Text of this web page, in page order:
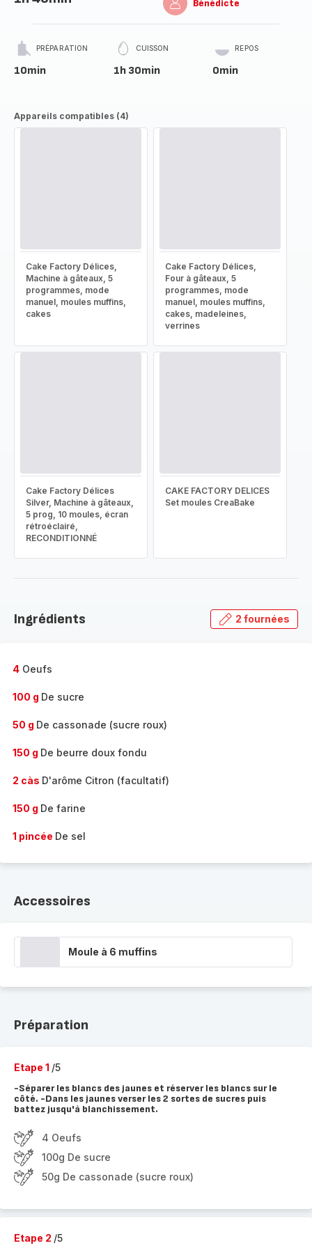
Bénédicte
PRÉPARATION
10min
CUISSON
1h 30min
REPOS
0min
Appareils compatibles (4)
Cake Factory Délices,
Machine à gâteaux, 5
programmes, mode
manuel, moules muffins,
cakes
Cake Factory Délices,
Four à gâteaux, 5
programmes, mode
manuel, moules muffins,
cakes, madeleines,
verrines
Cake Factory Délices
Silver, Machine à gâteaux,
5 prog, 10 moules, écran
rétroéclairé,
RECONDITIONNÉ
CAKE FACTORY DELICES
Set moules CreaBake
Ingrédients 2 fournées
4 Oeufs
100 g De sucre
50 g De cassonade (sucre roux)
150 g De beurre doux fondu
2 càs D'arôme Citron (facultatif)
150 g De farine
1 pincée De sel
Accessoires
Moule à 6 muffins
Préparation
Etape 1 /5
-Séparer les blancs des jaunes et réserver les blancs sur le
côté. -Dans les jaunes verser les 2 sortes de sucres puis
battez jusqu'à blanchissement.
4 Oeufs
100g De sucre
50g De cassonade (sucre roux)
Etape 2 /5